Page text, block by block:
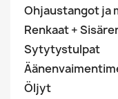
Ohjaustangot ja
Renkaat +
Sytytystulpat
Öljyt